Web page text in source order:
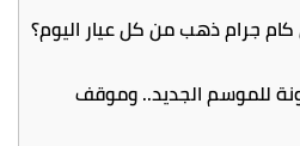
للموسم الجديد.. وموقف